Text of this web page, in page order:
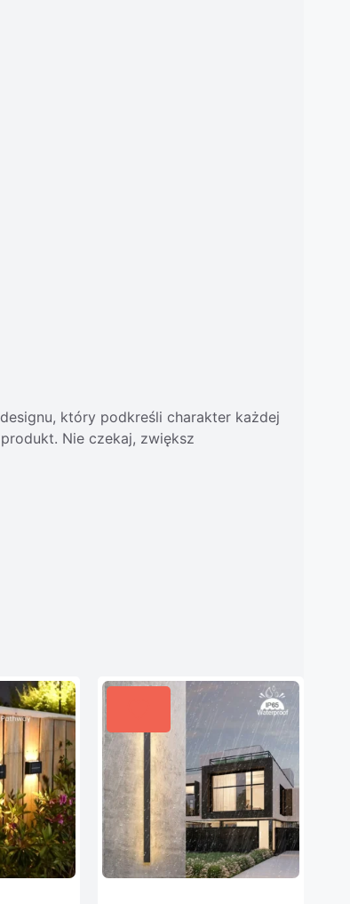
który podkreśli charakter każdej
Nie czekaj, zwiększ